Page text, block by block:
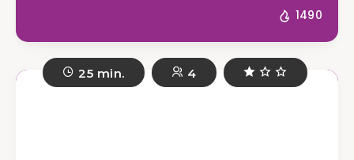
1490
25 min. 4